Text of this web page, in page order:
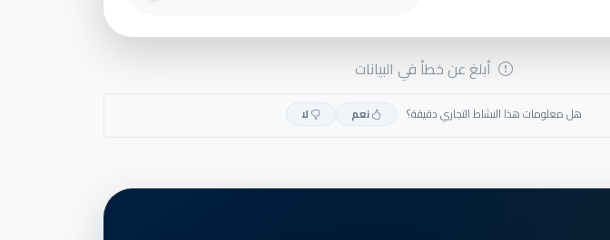
أبلغ عن خطأ في البيانات
هل معلومات هذا النشاط التجاري دقيقة؟ نعم لا